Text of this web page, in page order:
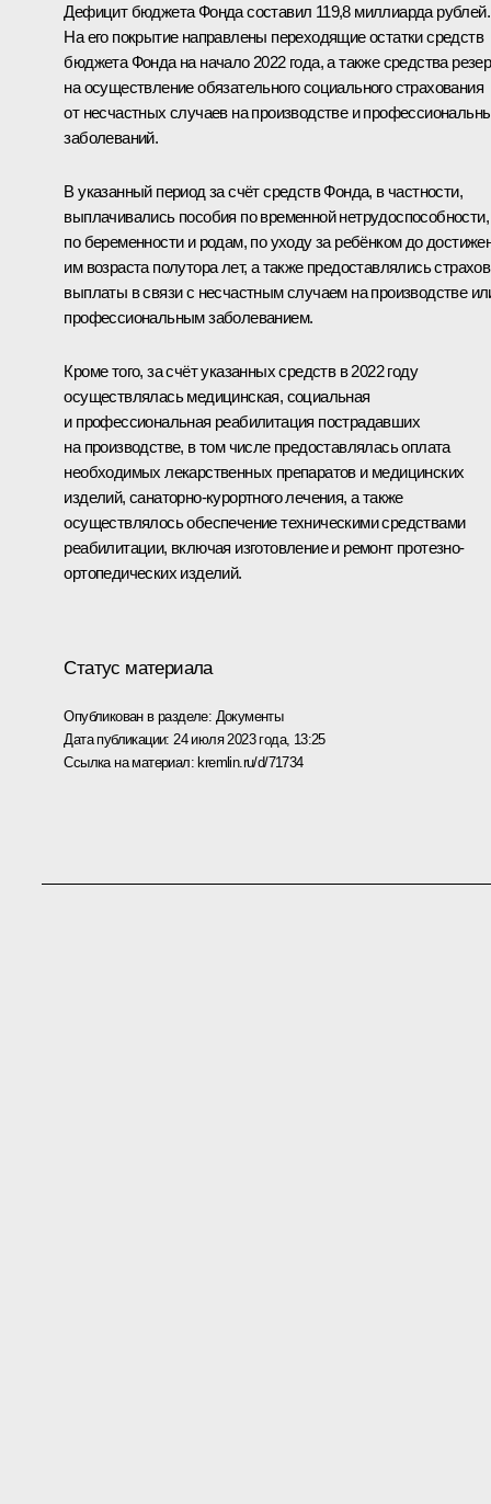
Дефицит бюджета Фонда составил 119,8 миллиарда рублей.
На его покрытие направлены переходящие остатки средств
бюджета Фонда на начало 2022 года, а также средства
на осуществление обязательного социального страхования
от несчастных случаев на производстве и
заболеваний.
В указанный период за счёт средств Фонда, в частности,
выплачивались пособия по временной нетрудоспособности,
по беременности и родам, по уходу за ребёнком до
им возраста полутора лет, а также предоставлялись
выплаты в связи с несчастным случаем на производстве
профессиональным заболеванием.
Кроме того, за счёт указанных средств в 2022 году
осуществлялась медицинская, социальная
и профессиональная реабилитация пострадавших
на производстве, в том числе предоставлялась оплата
необходимых лекарственных препаратов и медицинских
изделий, санаторно-курортного лечения, а также
осуществлялось обеспечение техническими средствами
реабилитации, включая изготовление и ремонт протезно-
ортопедических изделий.
Статус материала
Опубликован в разделе: Документы
Дата публикации: 24 июля 2023 года, 13:25
Ссылка на материал: kremlin.ru/d/71734